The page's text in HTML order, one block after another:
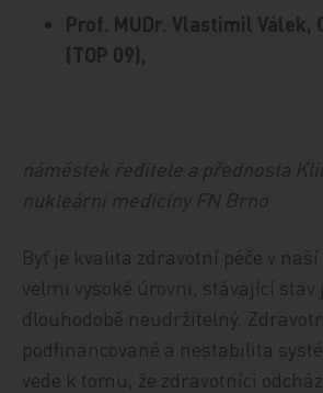
Prof. MUDr. Vlastimil Válek,
(TOP 09),
náměstek ředitele a přednosta
nukleární medicíny FN Brno
Byť je kvalita zdravotní péče v
velmi vysoké úrovni, stávající stav
dlouhodobě neudržitelný.
podfinancované a nestabilita
vede k tomu, že zdravotníci